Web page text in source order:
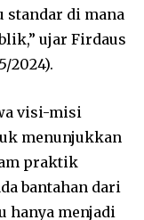
standar di mana
ujar Firdaus
2024).
visi-misi
menunjukkan
praktik
bantahan dari
hanya menjadi